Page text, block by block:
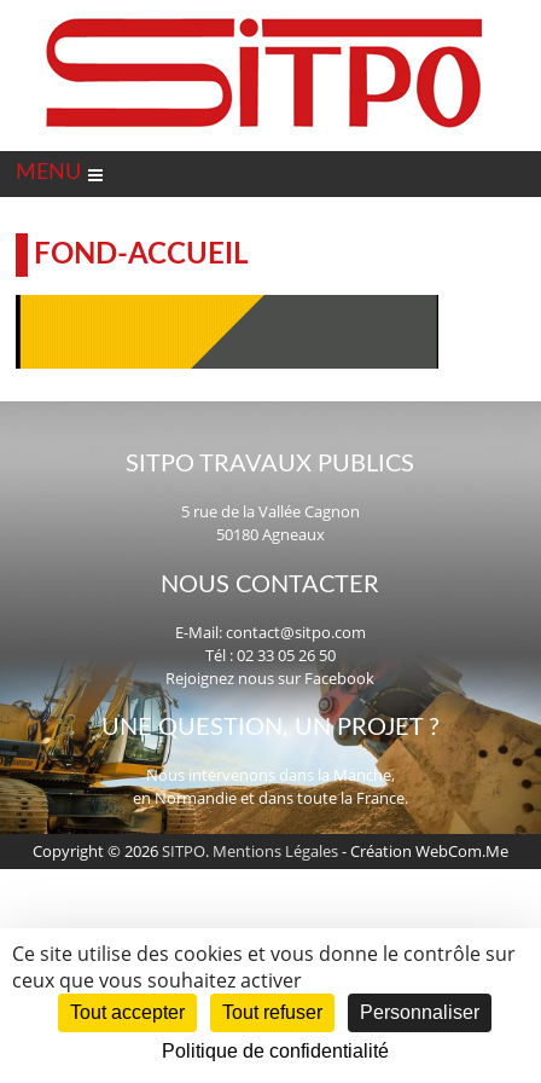
MENU
FOND-ACCUEIL
SITPO TRAVAUX PUBLICS
5 rue de la Vallée Cagnon
50180 Agneaux
NOUS CONTACTER
E-Mail:contact@sitpo.com
Tél : 02 33 05 26 50
Rejoignez nous sur Facebook
UNE QUESTION, UN PROJET ?
Nous intervenons dans la Manche,
en Normandie et dans toute la France.
Copyright © 2026SITPO. Mentions Légales- Création WebCom.Me
Ce site utilise des cookies et vous donne le contrôle sur
ceux que vous souhaitez activer
Tout accepter Tout refuser
Personnaliser
Politique de confidentialité